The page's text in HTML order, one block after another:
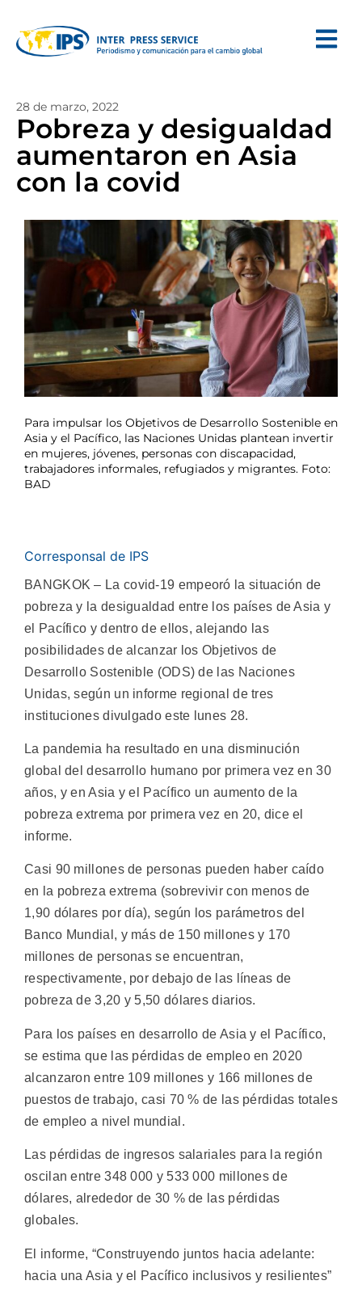
28 de marzo, 2022
Pobreza y desigualdad
aumentaron en Asia
con la covid
Para impulsar los Objetivos de Desarrollo Sostenible en
Asia y el Pacífico, las Naciones Unidas plantean invertir
en mujeres, jóvenes, personas con discapacidad,
trabajadores informales, refugiados y migrantes. Foto:
BAD
Corresponsal de IPS
BANGKOK – La covid-19 empeoró la situación de
pobreza y la desigualdad entre los países de Asia y
el Pacífico y dentro de ellos, alejando las
posibilidades de alcanzar los Objetivos de
Desarrollo Sostenible (ODS) de las Naciones
Unidas, según un informe regional de tres
instituciones divulgado este lunes 28.
La pandemia ha resultado en una disminución
global del desarrollo humano por primera vez en 30
años, y en Asia y el Pacífico un aumento de la
pobreza extrema por primera vez en 20, dice el
informe.
Casi 90 millones de personas pueden haber caído
en la pobreza extrema (sobrevivir con menos de
1,90 dólares por día), según los parámetros del
Banco Mundial, y más de 150 millones y 170
millones de personas se encuentran,
respectivamente, por debajo de las líneas de
pobreza de 3,20 y 5,50 dólares diarios.
Para los países en desarrollo de Asia y el Pacífico,
se estima que las pérdidas de empleo en 2020
alcanzaron entre 109 millones y 166 millones de
puestos de trabajo, casi 70 % de las pérdidas totales
de empleo a nivel mundial.
Las pérdidas de ingresos salariales para la región
oscilan entre 348 000 y 533 000 millones de
dólares, alrededor de 30 % de las pérdidas
globales.
El informe, “Construyendo juntos hacia adelante:
hacia una Asia y el Pacífico inclusivos y resilientes”